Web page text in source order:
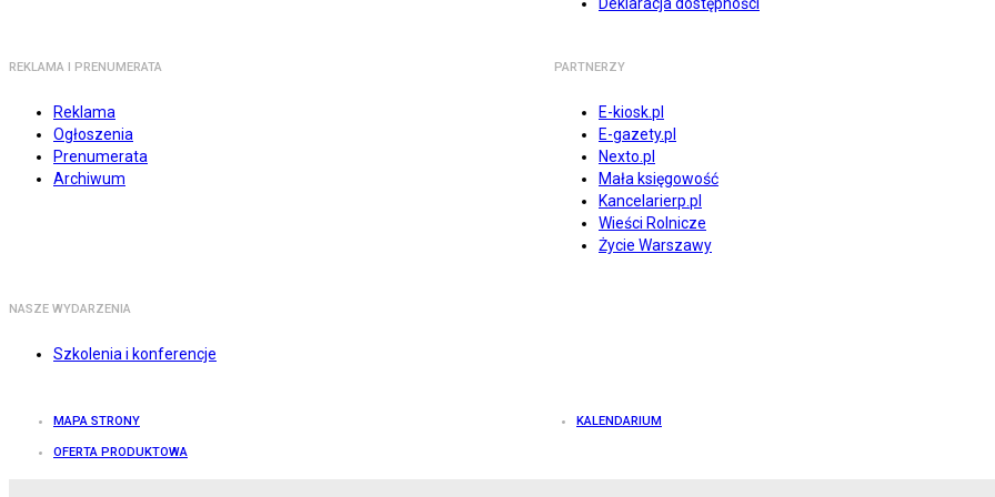
REKLAMA I PRENUMERATA
Reklama
Ogłoszenia
Prenumerata
Archiwum
PARTNERZY
E-kiosk.pl
E-gazety.pl
Nexto.pl
Mała księgowość
Kancelarierp.pl
Wieści Rolnicze
Życie Warszawy
NASZE WYDARZENIA
Szkolenia i konferencje
MAPA STRONY KALENDARIUM
OFERTA PRODUKTOWA